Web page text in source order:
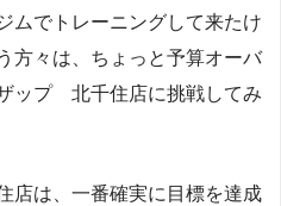
ムでトレーニングして来たけ
々は、ちょっと予算オーバ
ップ 北千住店に挑戦してみ
は、一番確実に目標を達成